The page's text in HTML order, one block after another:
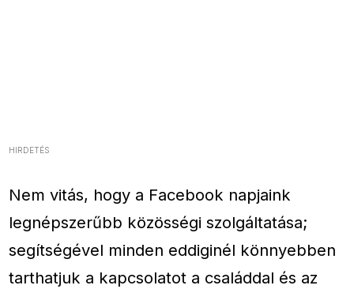
HIRDETÉS
Nem vitás, hogy a Facebook napjaink
legnépszerűbb közösségi szolgáltatása;
segítségével minden eddiginél könnyebben
tarthatjuk a kapcsolatot a családdal és az